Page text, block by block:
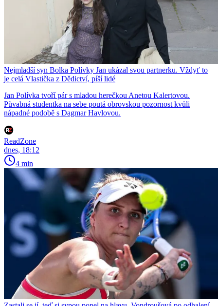
Nejmladší syn Bolka Polívky Jan ukázal svou partnerku. Vždyť to
je celá Vlastička z Dědictví, píší lidé
Jan Polívka tvoří pár s mladou herečkou Anetou Kalertovou.
Půvabná studentka na sebe poutá obrovskou pozornost kvůli
nápadné podobě s Dagmar Havlovou.
ReadZone
dnes, 18:12
4 min